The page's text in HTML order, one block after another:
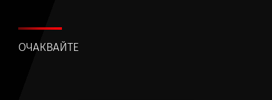
ОЧАКВАЙТЕ